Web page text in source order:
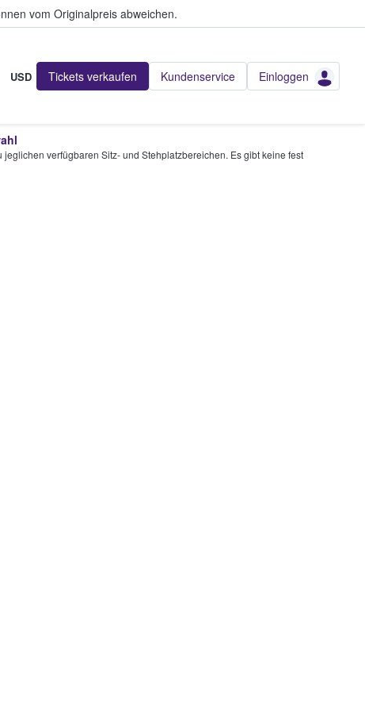
vom Originalpreis abweichen.
USD Tickets verkaufen Kundenservice Einloggen
verfügbaren Sitz- und Stehplatzbereichen. Es gibt keine fest